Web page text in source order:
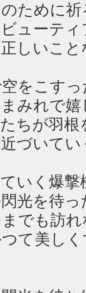
ために
ューティ
しいこ
をこす
みれで
ちが羽根
づいてい
いく爆撃
光を待っ
でも訪
つて美し